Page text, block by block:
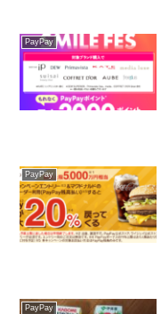
PayPay
PayPay
PayPay